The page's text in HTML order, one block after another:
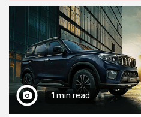
1 min read